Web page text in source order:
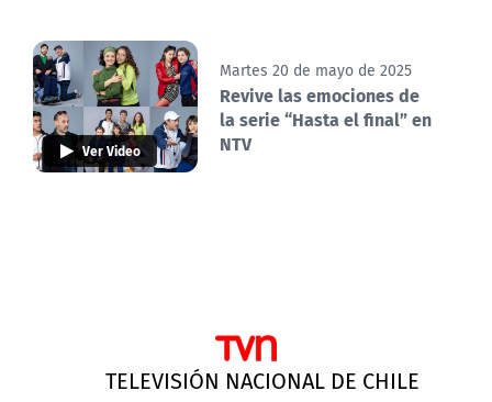
Ver Video
Martes 20 de mayo de 2025
Revive las emociones de
la serie “Hasta el final” en
NTV
TELEVISIÓN NACIONAL DE CHILE